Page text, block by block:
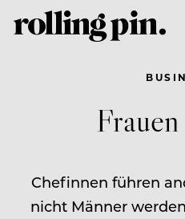
Chefinnen führen
nicht Männer